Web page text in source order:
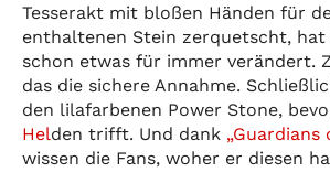
Tesserakt mit bloßen Händen für
enthaltenen Stein zerquetscht, hat
schon etwas für immer verändert.
das die sichere Annahme.
den lilafarbenen Power Stone,
Helden trifft. Und dank „Guardians
wissen die Fans, woher er diesen